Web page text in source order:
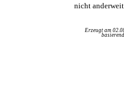
nicht
Erzeugt am